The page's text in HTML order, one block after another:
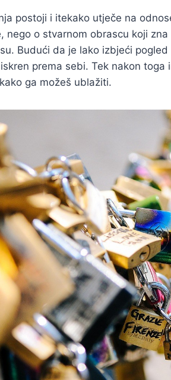
postoji i itekako utječe na
nego o stvarnom obrascu koji
Budući da je lako izbjeći
prema sebi. Tek nakon
ga možeš ublažiti.